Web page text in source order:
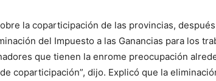
la coparticipación de las provincias,
del Impuesto a las Ganancias para los
que tienen la enrome preocupación
coparticipación”, dijo. Explicó que la